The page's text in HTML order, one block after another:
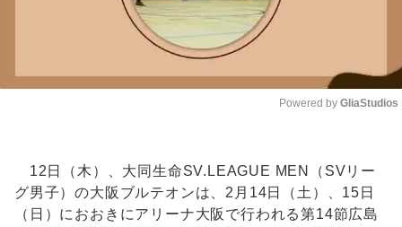
Powered by GliaStudios
12日（木）、大同生命SV.LEAGUE MEN（SVリー
グ男子）の大阪ブルテオンは、2月14日（土）、15日
（日）におおきにアリーナ大阪で行われる第14節広島